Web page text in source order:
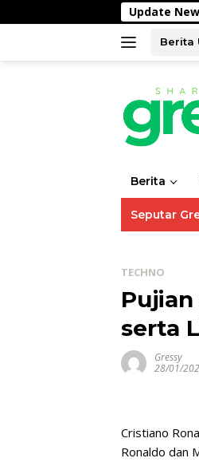
ke
Update
Ojol Gresik Saat Dapat BBM
Berita
Berita
Seputar
TECHNO
serta
Gressy
28/01/
Cristiano
Ronaldo dan